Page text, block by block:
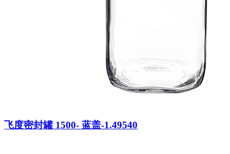
飞度密封罐 1500- 蓝盖-1.49540